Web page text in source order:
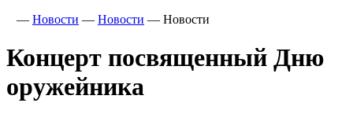
— Новости — Новости — Новости
Концерт посвященный Дню
оружейника